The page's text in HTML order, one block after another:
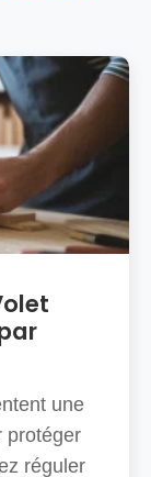
une
protéger
réguler